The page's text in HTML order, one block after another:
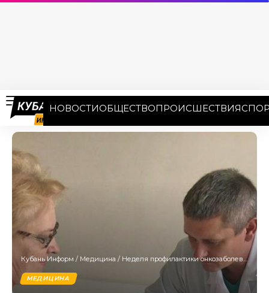
НОВОСТИОБЩЕСТВОПРОИСШЕСТВИЯ
Кубань Информ / Медицина / Неделя профилактики онкозаболеваний стартовала на Кубани
МЕДИЦИНА